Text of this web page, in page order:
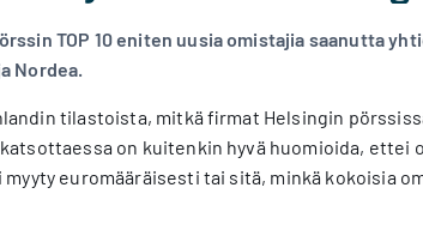
TOP 10 eniten uusia omistajia saanutta
Nordea.
tilastoista, mitkä firmat Helsingin
on kuitenkin hyvä huomioida,
euromääräisesti tai sitä, minkä kokoisia